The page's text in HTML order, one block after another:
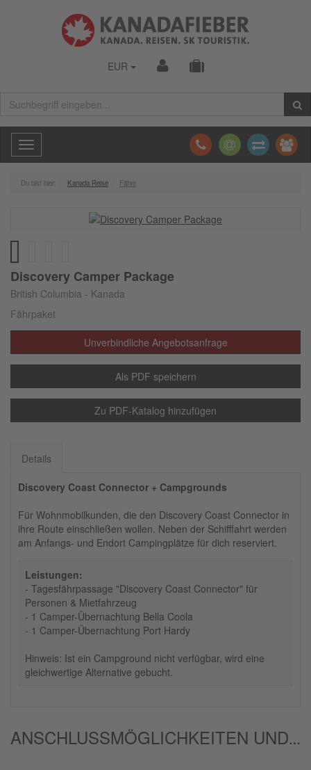
EUR
Toggle
navigation
Du bist hier: Kanada Reise Fähre
Discovery Camper Package
British Columbia - Kanada
Fährpaket
Unverbindliche Angebotsanfrage
Als PDF speichern
Zu PDF-Katalog hinzufügen
Details
Discovery Coast Connector + Campgrounds
Für Wohnmobilkunden, die den Discovery Coast Connector in
ihre Route einschließen wollen. Neben der Schifffahrt werden
am Anfangs- und Endort Campingplätze für dich reserviert.
Leistungen:
- Tagesfährpassage "Discovery Coast Connector" für
Personen & Mietfahrzeug
- 1 Camper-Übernachtung Bella Coola
- 1 Camper-Übernachtung Port Hardy
Hinweis: Ist ein Campground nicht verfügbar, wird eine
gleichwertige Alternative gebucht.
ANSCHLUSSMÖGLICHKEITEN UND/ODER ALTERNATIVEN: